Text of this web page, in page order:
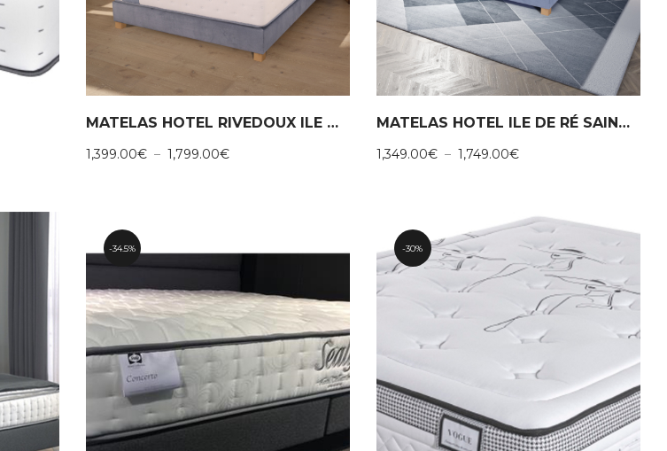
MATELAS HOTEL RIVEDOUX ILE DE RE
1,399.00€ – 1,799.00€Plage
MATELAS HOTEL ILE DE RÉ SAINT MARTIN
1,349.00€ – 1,749.00€Plage
à
1,749.00€
34.5% 30%